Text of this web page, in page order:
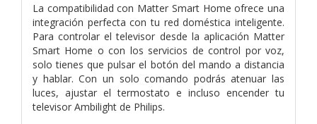
La compatibilidad con Matter Smart Home ofrece una
integración perfecta con tu red doméstica inteligente.
Para controlar el televisor desde la aplicación Matter
Smart Home o con los servicios de control por voz,
solo tienes que pulsar el botón del mando a distancia
y hablar. Con un solo comando podrás atenuar las
luces, ajustar el termostato e incluso encender tu
televisor Ambilight de Philips.